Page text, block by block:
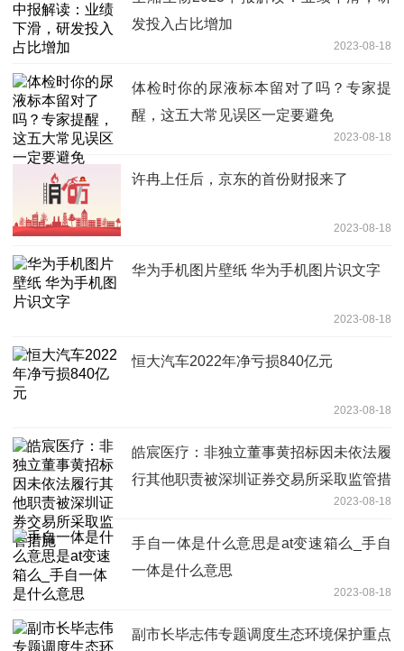
发投入占比增加
2023-08-18
体检时你的尿液标本留对了吗？专家提
醒，这五大常见误区一定要避免
2023-08-18
许冉上任后，京东的首份财报来了
2023-08-18
华为手机图片壁纸 华为手机图片识文字
2023-08-18
恒大汽车2022年净亏损840亿元
2023-08-18
皓宸医疗：非独立董事黄招标因未依法履
行其他职责被深圳证券交易所采取监管措
2023-08-18
手自一体是什么意思是at变速箱么_手自
一体是什么意思
2023-08-18
副市长毕志伟专题调度生态环境保护重点